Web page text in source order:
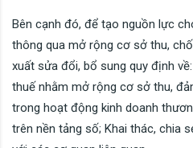
Bên cạnh đó, để tạo nguồn lực
thông qua mở rộng cơ sở thu,
xuất sửa đổi, bổ sung quy định
thuế nhằm mở rộng cơ sở thu,
trong hoạt động kinh doanh
trên nền tảng số; Khai thác, chia